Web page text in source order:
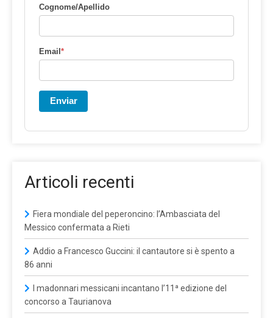
Cognome/Apellido
Email*
Enviar
Articoli recenti
Fiera mondiale del peperoncino: l’Ambasciata del
Messico confermata a Rieti
Addio a Francesco Guccini: il cantautore si è spento a
86 anni
I madonnari messicani incantano l’11ª edizione del
concorso a Taurianova